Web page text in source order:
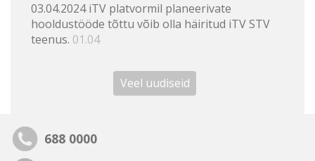
03.04.2024 iTV platvormil planeerivate
hooldustööde tõttu võib olla häiritud iTV STV
teenus. 01.04
Veel uudiseid
688 0000